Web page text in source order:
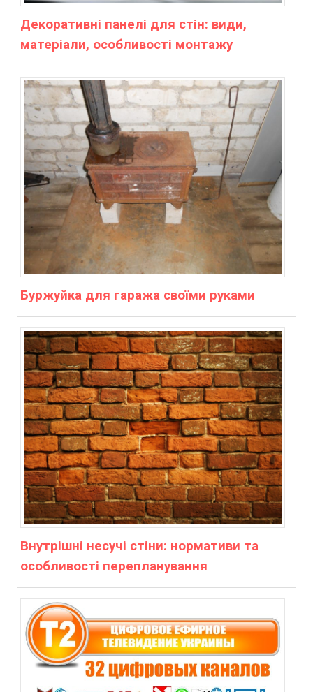
Декоративні панелі для стін: види,
матеріали, особливості монтажу
Буржуйка для гаража своїми руками
Внутрішні несучі стіни: нормативи та
особливості перепланування